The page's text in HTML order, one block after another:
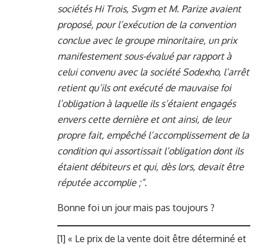
sociétés Hi Trois, Svgm et M. Parize avaient
proposé, pour l’exécution de la convention
conclue avec le groupe minoritaire, un prix
manifestement sous-évalué par rapport à
celui convenu avec la société Sodexho, l’arrêt
retient qu’ils ont exécuté de mauvaise foi
l’obligation à laquelle ils s’étaient engagés
envers cette dernière et ont ainsi, de leur
propre fait, empêché l’accomplissement de la
condition qui assortissait l’obligation dont ils
étaient débiteurs et qui, dès lors, devait être
réputée accomplie ;”.
Bonne foi un jour mais pas toujours ?
[1] « Le prix de la vente doit être déterminé et